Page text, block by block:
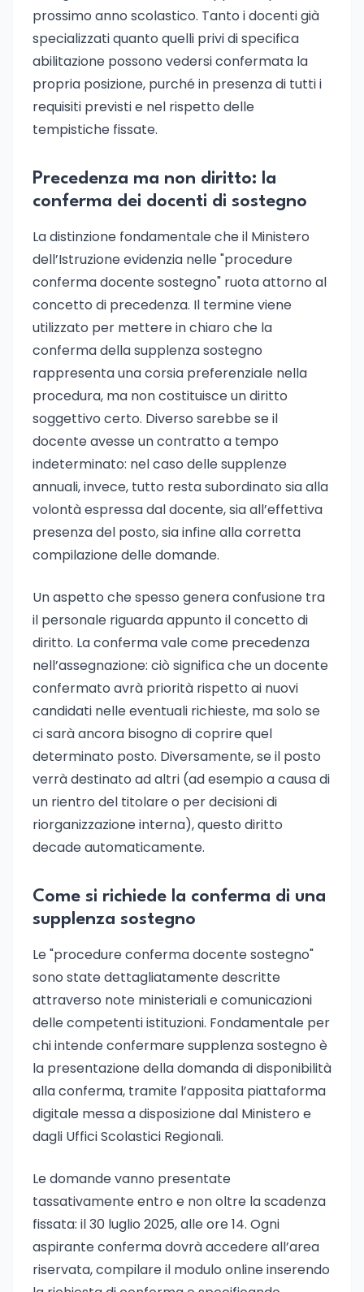
prossimo anno scolastico. Tanto i docenti già
specializzati quanto quelli privi di specifica
abilitazione possono vedersi confermata la
propria posizione, purché in presenza di tutti i
requisiti previsti e nel rispetto delle
tempistiche fissate.
Precedenza ma non diritto: la
conferma dei docenti di sostegno
La distinzione fondamentale che il Ministero
dell’Istruzione evidenzia nelle "procedure
conferma docente sostegno" ruota attorno al
concetto di precedenza. Il termine viene
utilizzato per mettere in chiaro che la
conferma della supplenza sostegno
rappresenta una corsia preferenziale nella
procedura, ma non costituisce un diritto
soggettivo certo. Diverso sarebbe se il
docente avesse un contratto a tempo
indeterminato: nel caso delle supplenze
annuali, invece, tutto resta subordinato sia alla
volontà espressa dal docente, sia all’effettiva
presenza del posto, sia infine alla corretta
compilazione delle domande.
Un aspetto che spesso genera confusione tra
il personale riguarda appunto il concetto di
diritto. La conferma vale come precedenza
nell’assegnazione: ciò significa che un docente
confermato avrà priorità rispetto ai nuovi
candidati nelle eventuali richieste, ma solo se
ci sarà ancora bisogno di coprire quel
determinato posto. Diversamente, se il posto
verrà destinato ad altri (ad esempio a causa di
un rientro del titolare o per decisioni di
riorganizzazione interna), questo diritto
decade automaticamente.
Come si richiede la conferma di una
supplenza sostegno
Le "procedure conferma docente sostegno"
sono state dettagliatamente descritte
attraverso note ministeriali e comunicazioni
delle competenti istituzioni. Fondamentale per
chi intende confermare supplenza sostegno è
la presentazione della domanda di disponibilità
alla conferma, tramite l’apposita piattaforma
digitale messa a disposizione dal Ministero e
dagli Uffici Scolastici Regionali.
Le domande vanno presentate
tassativamente entro e non oltre la scadenza
fissata: il 30 luglio 2025, alle ore 14. Ogni
aspirante conferma dovrà accedere all’area
riservata, compilare il modulo online inserendo